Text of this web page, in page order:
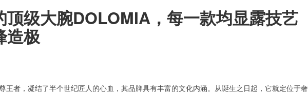
顶级大腕DOLOMIA，每一款均显露技艺
造极
王者，凝结了半个世纪匠人的心血，其品牌具有丰富的文化内涵。从诞生之日起，它就定位于奢